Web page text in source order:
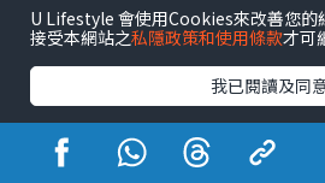
U Lifestyle 會使用Cookies來改善您的
接受本網站之私隱政策和使用條款才可
我已閱讀及同